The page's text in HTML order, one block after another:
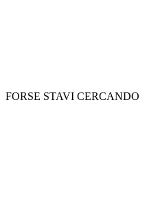
FORSE STAVI CERCANDO